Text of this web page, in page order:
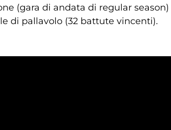
(gara di andata di regular
di pallavolo (32 battute vincenti).